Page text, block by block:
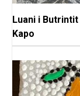
Luani i
Kapo